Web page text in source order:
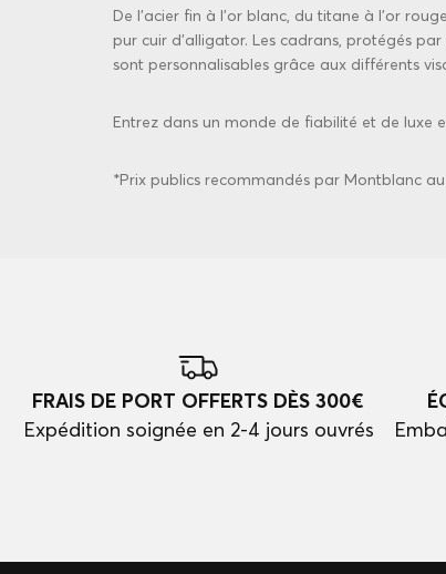
De l'acier fin à l'or blanc, du titane à l'or
pur cuir d'alligator. Les cadrans, protégés
sont personnalisables grâce aux différents
Entrez dans un monde de fiabilité et de luxe
*Prix publics recommandés par Montblanc
FRAIS DE PORT OFFERTS DÈS 300€
Expédition soignée en 2-4 jours ouvrés